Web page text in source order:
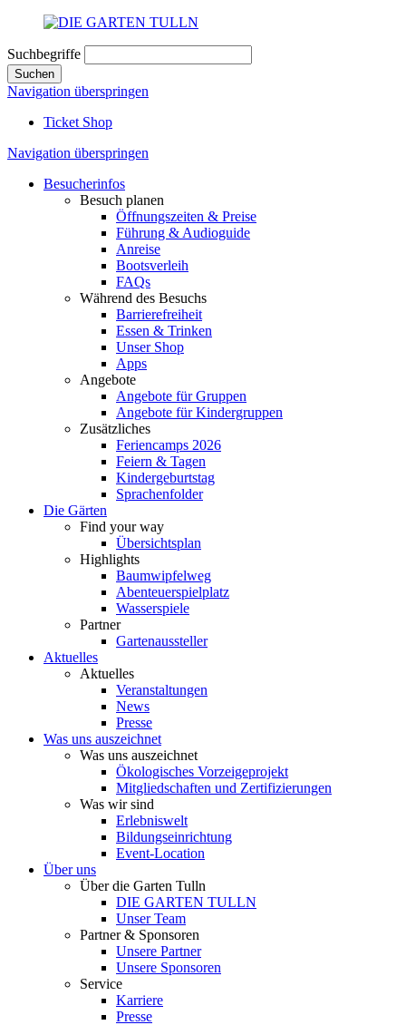
Suchbegriffe
Suchen
Navigation überspringen
Ticket Shop
Navigation überspringen
Besucherinfos
Besuch planen
Öffnungszeiten & Preise
Führung & Audioguide
Anreise
Bootsverleih
FAQs
Während des Besuchs
Barrierefreiheit
Essen & Trinken
Unser Shop
Apps
Angebote
Angebote für Gruppen
Angebote für Kindergruppen
Zusätzliches
Feriencamps 2026
Feiern & Tagen
Kindergeburtstag
Sprachenfolder
Die Gärten
Find your way
Übersichtsplan
Highlights
Baumwipfelweg
Abenteuerspielplatz
Wasserspiele
Partner
Gartenaussteller
Aktuelles
Aktuelles
Veranstaltungen
News
Presse
Was uns auszeichnet
Was uns auszeichnet
Ökologisches Vorzeigeprojekt
Mitgliedschaften und Zertifizierungen
Was wir sind
Erlebniswelt
Bildungseinrichtung
Event-Location
Über uns
Über die Garten Tulln
DIE GARTEN TULLN
Unser Team
Partner & Sponsoren
Unsere Partner
Unsere Sponsoren
Service
Karriere
Presse